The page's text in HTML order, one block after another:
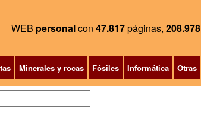
WEB personalcon 47.817páginas, 208.978
Minerales y rocas Fósiles Informática Otras